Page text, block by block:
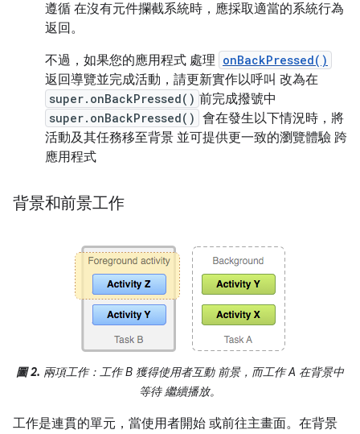
遵循 在沒有元件攔截系統時，應採取適當的系統行為
返回。
不過，如果您的應用程式 處理 onBackPressed()
返回導覽並完成活動，請更新實作以呼叫 改為在
super.onBackPressed() 前完成撥號中
super.onBackPressed() 會在發生以下情況時，將
活動及其任務移至背景 並可提供更一致的瀏覽體驗 跨
應用程式
背景和前景工作
圖 2. 兩項工作：工作 B 獲得使用者互動 前景，而工作 A 在背景中
等待 繼續播放。
工作是連貫的單元，當使用者開始 或前往主畫面。在背景